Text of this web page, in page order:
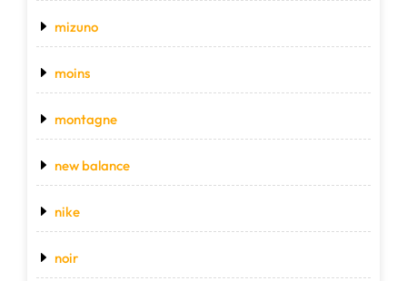
mizuno
moins
montagne
new balance
nike
noir